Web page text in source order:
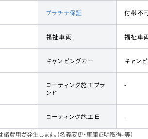
プラチナ保証 付帯不
福祉車両 福祉車
キャンピングカー キャン
コーティング施工ブラ
ンド
-
コーティング施工日 -
用が発生します。（名義変更・車庫証明取得、等）